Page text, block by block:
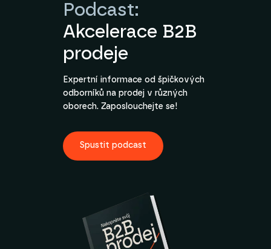
Podcast:
Akcelerace B2B
prodeje
Expertní informace od špičkových
odborníků na prodej v různých
oborech. Zaposlouchejte se!
Spustit podcast